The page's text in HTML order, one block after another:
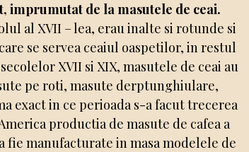
imprumutat de la masutele de ceai.
al XVII – lea, erau inalte si rotunde si
se servea ceaiul oaspetilor, in restul
XVII si XIX, masutele de ceai au
pe roti, masute derptunghiulare,
exact in ce perioada s-a facut trecerea
productia de masute de cafea a
fie manufacturate in masa modelele de